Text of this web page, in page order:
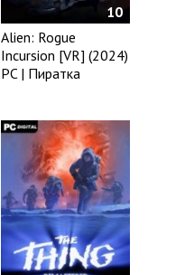
10
Alien: Rogue
Incursion [VR] (2024)
PC | Пиратка